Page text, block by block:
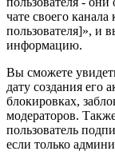
чате своего
пользователя]», и
информацию.
Вы сможете
дату создания
блокировках,
модераторов.
пользователь
если только